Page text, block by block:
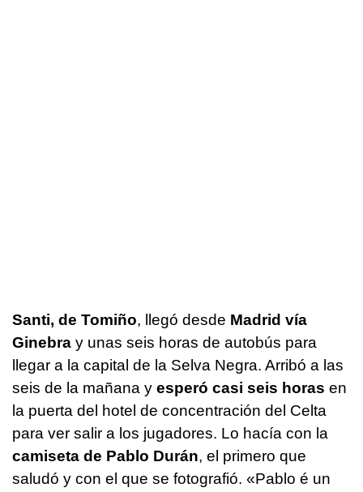
Santi, de Tomiño, llegó desde Madrid vía
Ginebra y unas seis horas de autobús para
llegar a la capital de la Selva Negra. Arribó a las
seis de la mañana y esperó casi seis horas en
la puerta del hotel de concentración del Celta
para ver salir a los jugadores. Lo hacía con la
camiseta de Pablo Durán, el primero que
saludó y con el que se fotografió. «Pablo é un